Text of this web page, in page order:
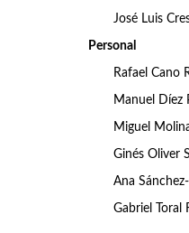
José Luis
Personal
Rafael Cano
Manuel Díez
Miguel
Ginés Oliver
Ana
Gabriel Toral